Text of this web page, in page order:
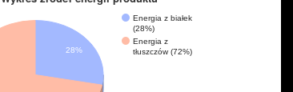
Energia z białek
(28%)
Energia z
tłuszczów (72%)
28%